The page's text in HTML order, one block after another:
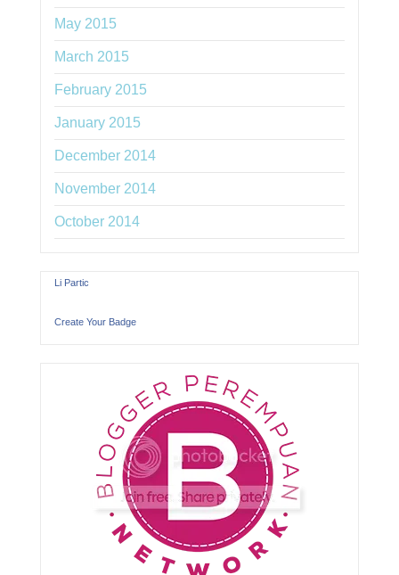
May 2015
March 2015
February 2015
January 2015
December 2014
November 2014
October 2014
Li Partic
Create Your Badge